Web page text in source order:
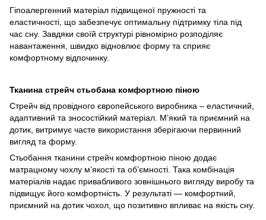
Гіпоалергенний матеріал підвищеної пружності та
еластичності, що забезпечує оптимальну підтримку тіла під
час сну. Завдяки своїй структурі рівномірно розподіляє
навантаження, швидко відновлює форму та сприяє
комфортному відпочинку.
Тканина стрейч стьобана комфортною піною
Стрейч від провідного європейського виробника – еластичний,
адаптивний та зносостійкий матеріал. М’який та приємний на
дотик, витримує часте використання зберігаючи первинний
вигляд та форму.
Стьобання тканини стрейч комфортною піною додає
матрацному чохлу м’якості та об’ємності. Така комбінація
матеріалів надає привабливого зовнішнього вигляду виробу та
підвищує його комфортність. У результаті — комфортний,
приємний на дотик чохол, що позитивно впливає на якість сну.